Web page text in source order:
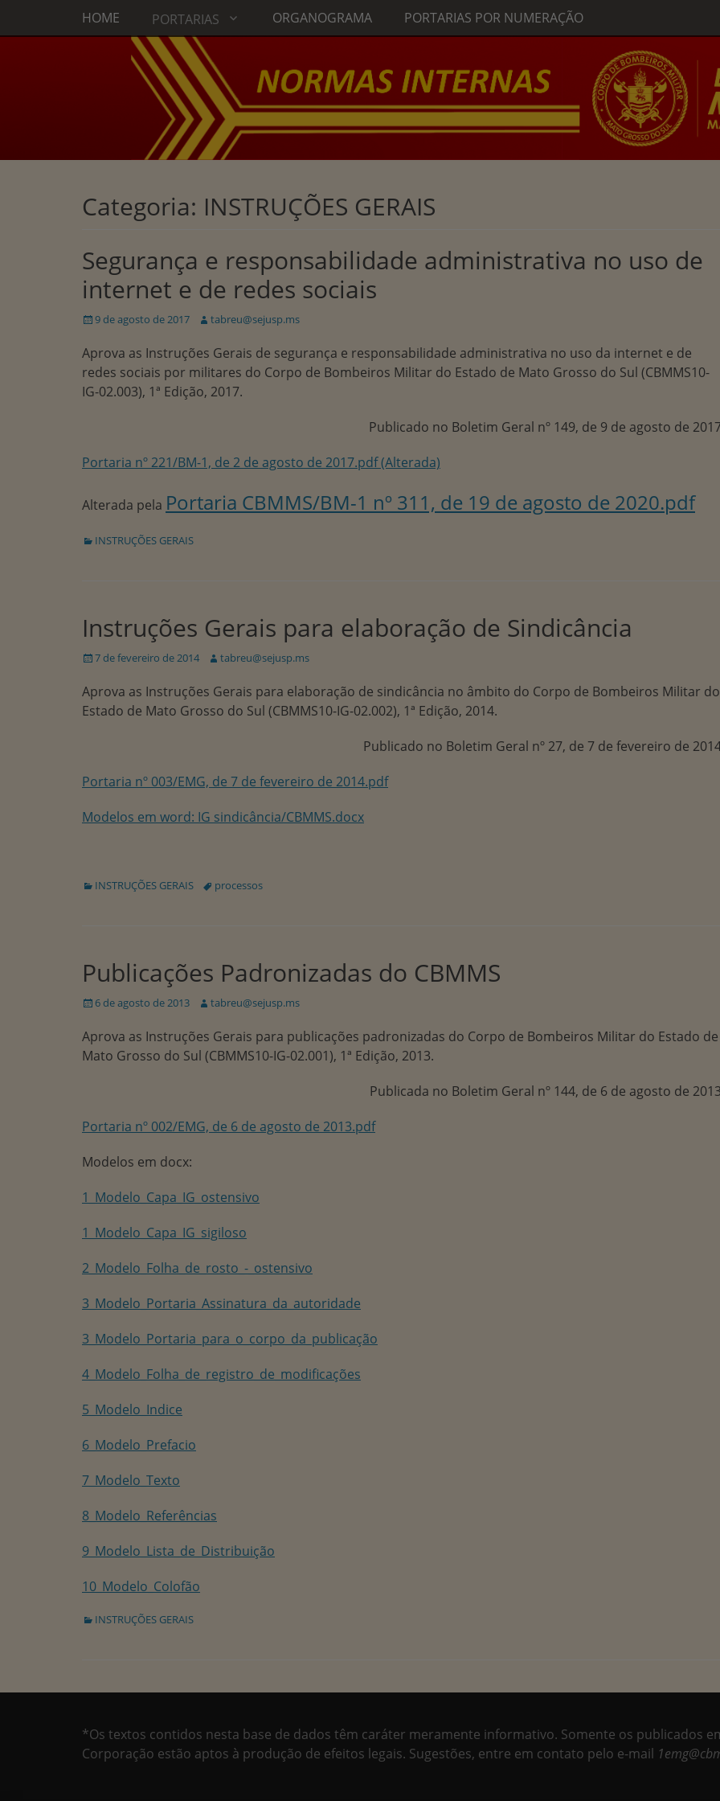
Menu principal
para
HOME PORTARIAS ORGANOGRAMA PORTARIAS POR NUMERAÇÃO
Categoria: INSTRUÇÕES GERAIS
Segurança e responsabilidade administrativa no uso de
internet e de redes sociais
Publicado
9 de agosto de 2017 Autor:
tabreu@sejusp.ms
Aprova as Instruções Gerais de segurança e responsabilidade administrativa no uso da internet e de
redes sociais por militares do Corpo de Bombeiros Militar do Estado de Mato Grosso do Sul (CBMMS10-
IG-02.003), 1ª Edição, 2017.
Publicado no Boletim Geral nº 149, de 9 de agosto de
Portaria nº 221/BM-1, de 2 de agosto de 2017.pdf (Alterada)
Alterada pela Portaria CBMMS/BM-1 nº 311, de 19 de agosto de 2020.pdf
Categorias:
INSTRUÇÕES GERAIS
Instruções Gerais para elaboração de Sindicância
Publicado
7 de fevereiro de 2014 Autor:
tabreu@sejusp.ms
Aprova as Instruções Gerais para elaboração de sindicância no âmbito do Corpo de Bombeiros Militar do
Estado de Mato Grosso do Sul (CBMMS10-IG-02.002), 1ª Edição, 2014.
Publicado no Boletim Geral nº 27, de 7 de fevereiro de
Portaria nº 003/EMG, de 7 de fevereiro de 2014.pdf
Modelos em word: IG sindicância/CBMMS.docx
Categorias:
INSTRUÇÕES GERAIS Tags:processos
Publicações Padronizadas do CBMMS
Publicado
6 de agosto de 2013 Autor:
tabreu@sejusp.ms
Aprova as Instruções Gerais para publicações padronizadas do Corpo de Bombeiros Militar do Estado de
Mato Grosso do Sul (CBMMS10-IG-02.001), 1ª Edição, 2013.
Publicada no Boletim Geral nº 144, de 6 de agosto de
Portaria nº 002/EMG, de 6 de agosto de 2013.pdf
Modelos em docx:
1_Modelo_Capa_IG_ostensivo
1_Modelo_Capa_IG_sigiloso
2_Modelo_Folha_de_rosto_-_ostensivo
3_Modelo_Portaria_Assinatura_da_autoridade
3_Modelo_Portaria_para_o_corpo_da_publicação
4_Modelo_Folha_de_registro_de_modificações
5_Modelo_Indice
6_Modelo_Prefacio
7_Modelo_Texto
8_Modelo_Referências
9_Modelo_Lista_de_Distribuição
10_Modelo_Colofão
Categorias:
INSTRUÇÕES GERAIS
*Os textos contidos nesta base de dados têm caráter meramente informativo. Somente os publicados
Corporação estão aptos à produção de efeitos legais. Sugestões, entre em contato pelo e-mail